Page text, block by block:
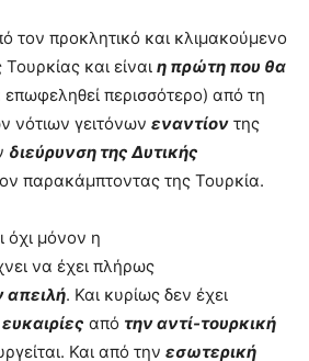
τον προκλητικό και κλιμακούμενο
και είναι η πρώτη που θα
επωφεληθεί περισσότερο) από τη
νότιων γειτόνων εναντίον της
διεύρυνση της Δυτικής
παρακάμπτοντας της Τουρκία.
όχι μόνον η
να έχει πλήρως
απειλή. Και κυρίως δεν έχει
ευκαιρίες από την αντί-τουρκική
Και από την εσωτερική